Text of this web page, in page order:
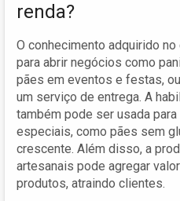
renda?
O conhecimento adquirido
para abrir negócios como
pães em eventos e festas,
um serviço de entrega. A
também pode ser usada
especiais, como pães sem
crescente. Além disso, a
artesanais pode agregar
produtos, atraindo clientes.